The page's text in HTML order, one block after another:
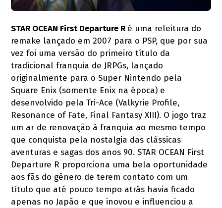
STAR OCEAN First Departure Ré uma releitura do
remake lançado em 2007 para o PSP, que por sua
vez foi uma versão do primeiro título da
tradicional franquia de JRPGs, lançado
originalmente para o Super Nintendo pela
Square Enix (somente Enix na época) e
desenvolvido pela Tri-Ace (Valkyrie Profile,
Resonance of Fate, Final Fantasy XIII). O jogo traz
um ar de renovação à franquia ao mesmo tempo
que conquista pela nostalgia das clássicas
aventuras e sagas dos anos 90. STAR OCEAN First
Departure R proporciona uma bela oportunidade
aos fãs do gênero de terem contato com um
título que até pouco tempo atrás havia ficado
apenas no Japão e que inovou e influenciou a